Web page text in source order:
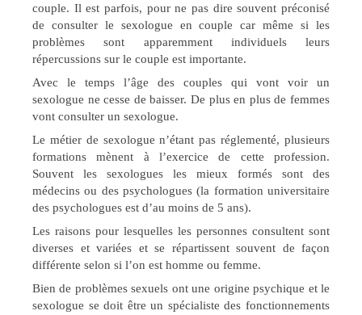
couple. Il est parfois, pour ne pas dire souvent préconisé
de consulter le sexologue en couple car même si les
problèmes sont apparemment individuels leurs
répercussions sur le couple est importante.
Avec le temps l’âge des couples qui vont voir un
sexologue ne cesse de baisser. De plus en plus de femmes
vont consulter un sexologue.
Le métier de sexologue n’étant pas réglementé, plusieurs
formations mènent à l’exercice de cette profession.
Souvent les sexologues les mieux formés sont des
médecins ou des psychologues (la formation universitaire
des psychologues est d’au moins de 5 ans).
Les raisons pour lesquelles les personnes consultent sont
diverses et variées et se répartissent souvent de façon
différente selon si l’on est homme ou femme.
Bien de problèmes sexuels ont une origine psychique et le
sexologue se doit être un spécialiste des fonctionnements